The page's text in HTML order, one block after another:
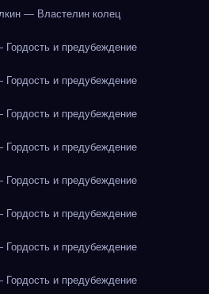
— Властелин колец
и предубеждение
и предубеждение
и предубеждение
и предубеждение
и предубеждение
и предубеждение
и предубеждение
и предубеждение